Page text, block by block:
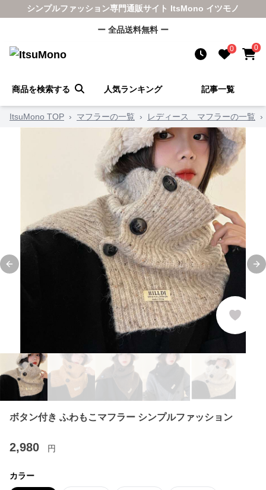
シンプルファッション専門通販サイト ItsMono イツモノ
ー 全品送料無料 ー
0 0
商品を検索する 人気ランキング 記事一覧
ItsuMono TOP › マフラーの一覧 › レディース マフラーの一覧 ›
Previous slide
ボタン付き ふわもこマフラー シンプルファッション
2,980 円
カラー